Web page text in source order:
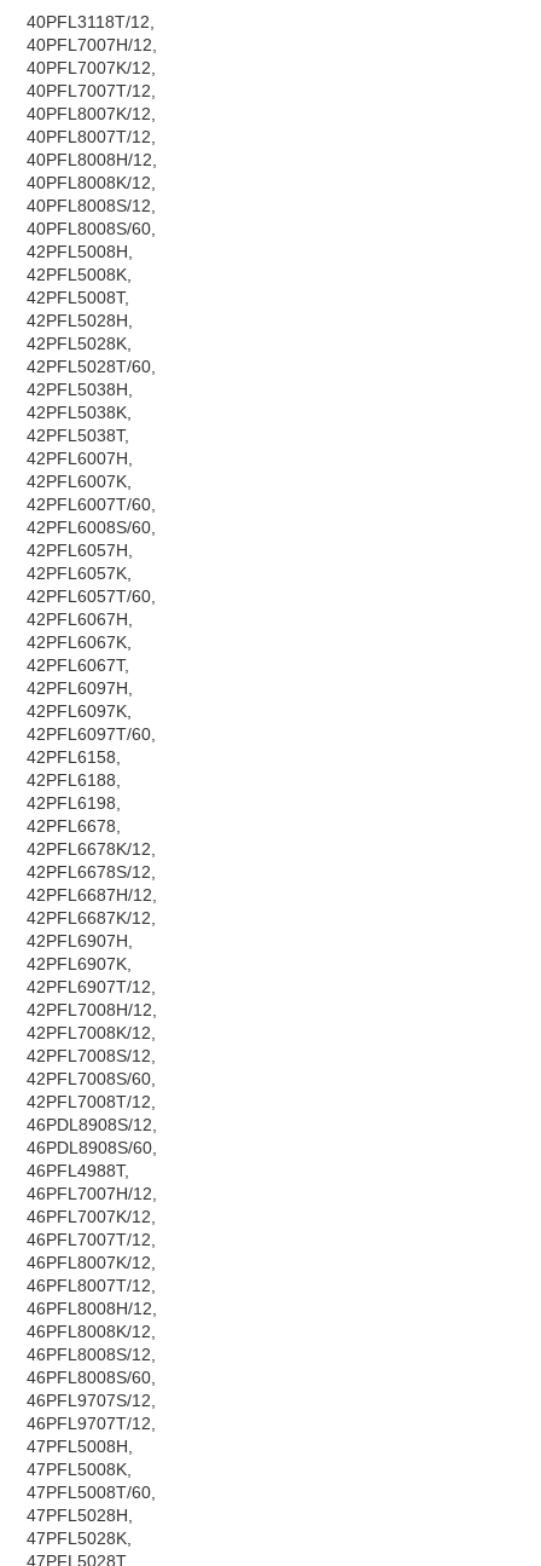
40PFL3118T/12,
40PFL7007H/12,
40PFL7007K/12,
40PFL7007T/12,
40PFL8007K/12,
40PFL8007T/12,
40PFL8008H/12,
40PFL8008K/12,
40PFL8008S/12,
40PFL8008S/60,
42PFL5008H,
42PFL5008K,
42PFL5008T,
42PFL5028H,
42PFL5028K,
42PFL5028T/60,
42PFL5038H,
42PFL5038K,
42PFL5038T,
42PFL6007H,
42PFL6007K,
42PFL6007T/60,
42PFL6008S/60,
42PFL6057H,
42PFL6057K,
42PFL6057T/60,
42PFL6067H,
42PFL6067K,
42PFL6067T,
42PFL6097H,
42PFL6097K,
42PFL6097T/60,
42PFL6158,
42PFL6188,
42PFL6198,
42PFL6678,
42PFL6678K/12,
42PFL6678S/12,
42PFL6687H/12,
42PFL6687K/12,
42PFL6907H,
42PFL6907K,
42PFL6907T/12,
42PFL7008H/12,
42PFL7008K/12,
42PFL7008S/12,
42PFL7008S/60,
42PFL7008T/12,
46PDL8908S/12,
46PDL8908S/60,
46PFL4988T,
46PFL7007H/12,
46PFL7007K/12,
46PFL7007T/12,
46PFL8007K/12,
46PFL8007T/12,
46PFL8008H/12,
46PFL8008K/12,
46PFL8008S/12,
46PFL8008S/60,
46PFL9707S/12,
46PFL9707T/12,
47PFL5008H,
47PFL5008K,
47PFL5008T/60,
47PFL5028H,
47PFL5028K,
47PFL5028T,